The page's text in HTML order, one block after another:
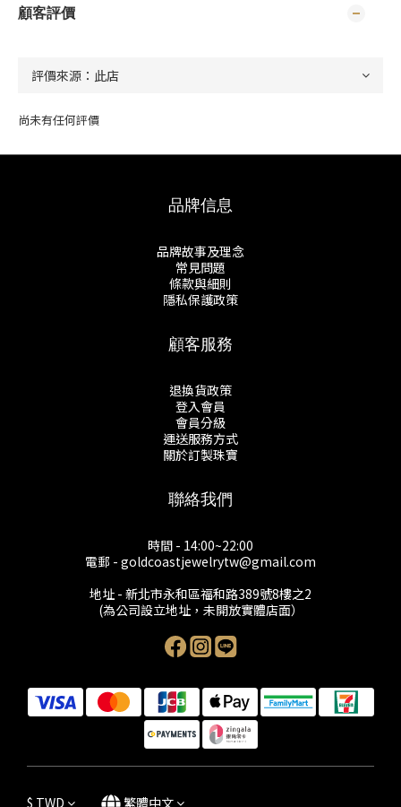
顧客評價
尚未有任何評價
品牌信息
品牌故事及理念
常見問題
條款與細則
隱私保護政策
顧客服務
退換貨政策
登入會員
會員分級
運送服務方式
關於訂製珠寶
聯絡我們
時間 - 14:00~22:00
電郵 - goldcoastjewelrytw@gmail.com
地址 - 新北市永和區福和路389號8樓之2
(為公司設立地址，未開放實體店面）
$ TWD 繁體中文